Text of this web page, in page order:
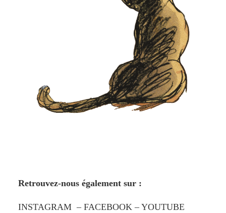
Retrouvez-nous également sur :
INSTAGRAM– FACEBOOK– YOUTUBE